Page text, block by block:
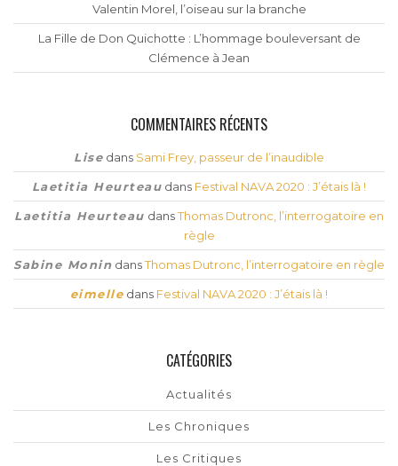
Valentin Morel, l’oiseau sur la branche
La Fille de Don Quichotte : L’hommage bouleversant de
Clémence à Jean
COMMENTAIRES RÉCENTS
Lise dans Sami Frey, passeur de l’inaudible
Laetitia Heurteau dans Festival NAVA 2020 : J’étais là !
Laetitia Heurteau dansThomas Dutronc, l’interrogatoire en
règle
Sabine Monin dansThomas Dutronc, l’interrogatoire en règle
eimelle dans Festival NAVA 2020 : J’étais là !
CATÉGORIES
Actualités
Les Chroniques
Les Critiques